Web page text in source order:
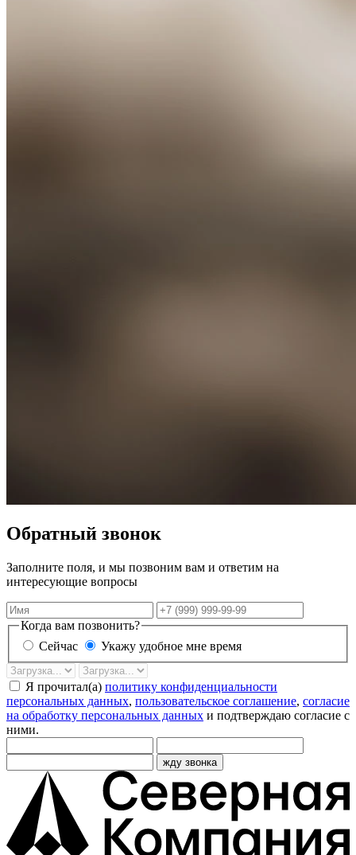
Обратный звонок
Заполните поля, и мы позвоним вам и ответим на
интересующие вопросы
Имя
Телефон
Когда вам позвонить?
Сейчас
Укажу удобное мне время
Дата
звонка
Время
Я прочитал(а) политику конфиденциальности
персональных данных, пользовательское соглашение, согласие
на обработку персональных данных и подтверждаю согласие с
ними.
жду звонка